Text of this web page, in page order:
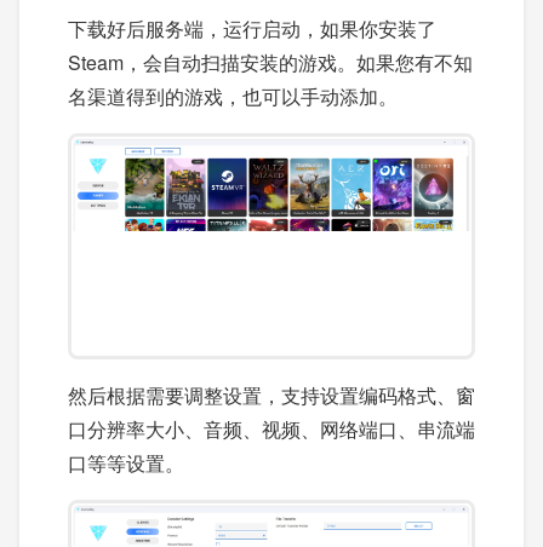
下载好后服务端，运行启动，如果你安装了
Steam，会自动扫描安装的游戏。如果您有不知
名渠道得到的游戏，也可以手动添加。
然后根据需要调整设置，支持设置编码格式、窗
口分辨率大小、音频、视频、网络端口、串流端
口等等设置。